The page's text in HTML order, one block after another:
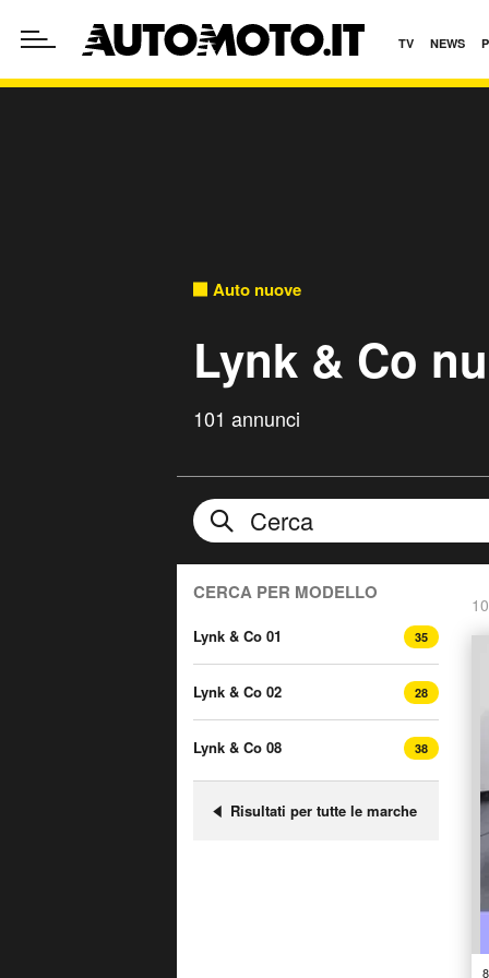
TV NEWS
Auto nuove
Lynk & Co
101 annunci
CERCA PER MODELLO
Lynk & Co 01 35
Lynk & Co 02 28
Lynk & Co 08 38
Risultati per tutte le marche